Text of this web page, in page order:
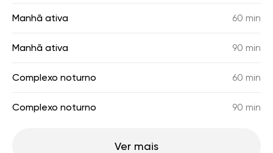
Manhã ativa 60 min
Manhã ativa 90 min
Complexo noturno 60 min
Complexo noturno 90 min
Ver mais